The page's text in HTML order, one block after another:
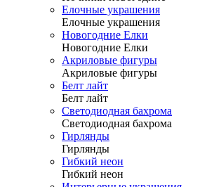
Елочные украшения
Елочные украшения
Новогодние Елки
Новогодние Елки
Акриловые фигуры
Акриловые фигуры
Белт лайт
Белт лайт
Светодиодная бахрома
Светодиодная бахрома
Гирлянды
Гирлянды
Гибкий неон
Гибкий неон